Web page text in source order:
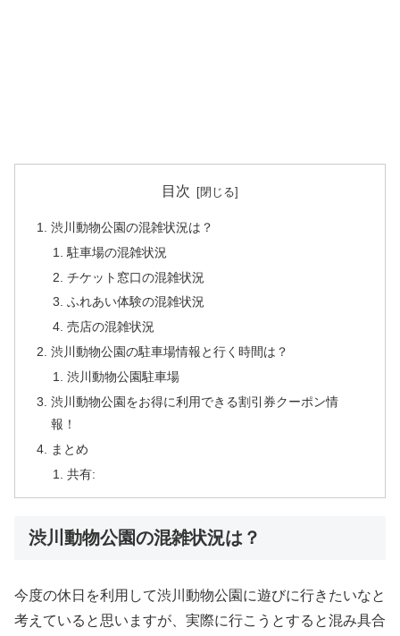
目次
渋川動物公園の混雑状況は？
駐車場の混雑状況
チケット窓口の混雑状況
ふれあい体験の混雑状況
売店の混雑状況
渋川動物公園の駐車場情報と行く時間は？
渋川動物公園駐車場
渋川動物公園をお得に利用できる割引券クーポン情
報！
まとめ
共有:
渋川動物公園の混雑状況は？
今度の休日を利用して渋川動物公園に遊びに行きたいなと
考えていると思いますが、実際に行こうとすると混み具合